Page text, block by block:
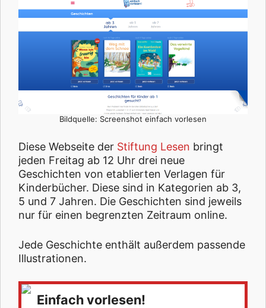
Bildquelle: Screenshot einfach vorlesen
Diese Webseite der Stiftung Lesen bringt
jeden Freitag ab 12 Uhr drei neue
Geschichten von etablierten Verlagen für
Kinderbücher. Diese sind in Kategorien ab 3,
5 und 7 Jahren. Die Geschichten sind jeweils
nur für einen begrenzten Zeitraum online.
Jede Geschichte enthält außerdem passende
Illustrationen.
Einfach vorlesen!